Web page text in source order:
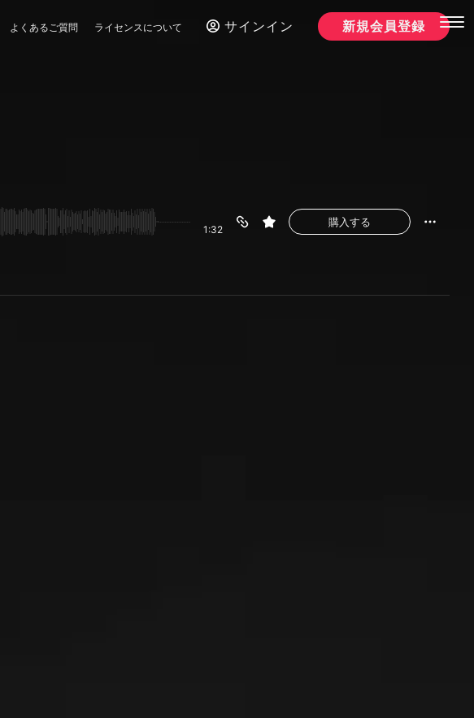
よくあるご質問 ライセンスについて サインイン 新規会員登録
1:32
購入する